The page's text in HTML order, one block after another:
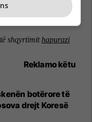
Reklamo këtu
botërore të
drejt Koresë